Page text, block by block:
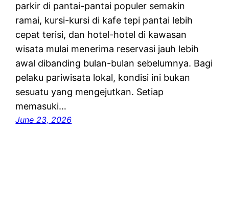
parkir di pantai-pantai populer semakin
ramai, kursi-kursi di kafe tepi pantai lebih
cepat terisi, dan hotel-hotel di kawasan
wisata mulai menerima reservasi jauh lebih
awal dibanding bulan-bulan sebelumnya. Bagi
pelaku pariwisata lokal, kondisi ini bukan
sesuatu yang mengejutkan. Setiap
memasuki…
June 23, 2026